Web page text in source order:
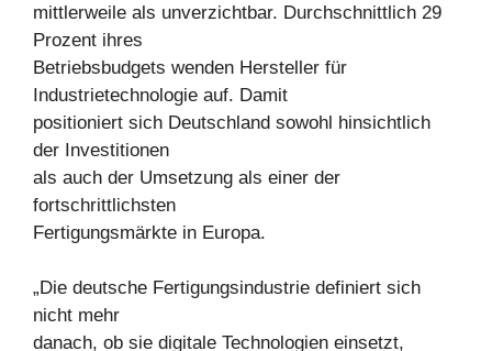
mittlerweile als unverzichtbar. Durchschnittlich 29
Prozent ihres
Betriebsbudgets wenden Hersteller für
Industrietechnologie auf. Damit
positioniert sich Deutschland sowohl hinsichtlich
der Investitionen
als auch der Umsetzung als einer der
fortschrittlichsten
Fertigungsmärkte in Europa.
„Die deutsche Fertigungsindustrie definiert sich
nicht mehr
danach, ob sie digitale Technologien einsetzt,